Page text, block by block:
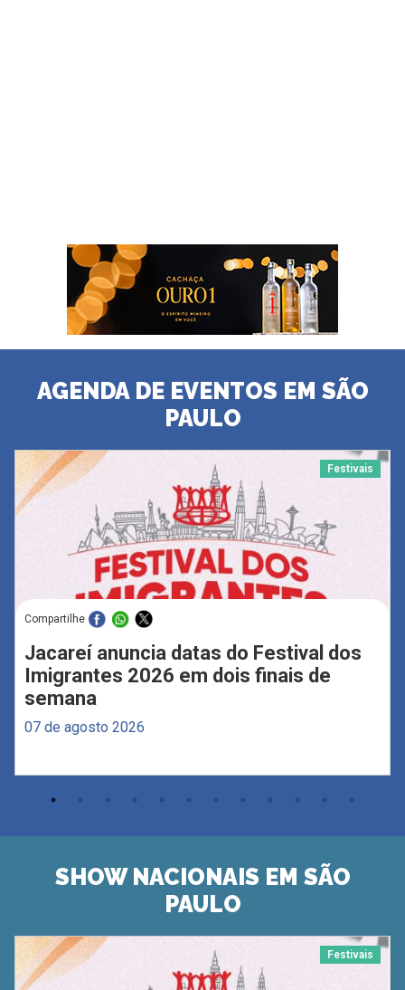
AGENDA DE EVENTOS EM SÃO
PAULO
Festivais
Compartilhe
Jacareí anuncia datas do Festival dos
Imigrantes 2026 em dois finais de
semana
07 de agosto 2026
SHOW NACIONAIS EM SÃO
PAULO
Festivais